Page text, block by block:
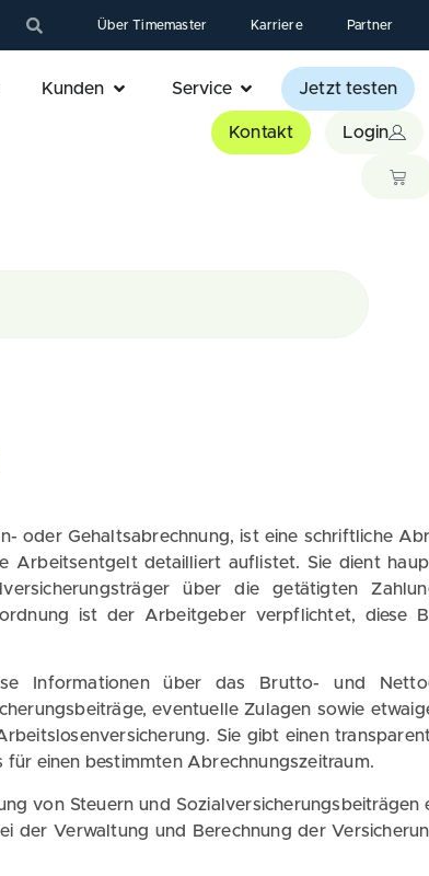
Über Timemaster Karriere Partner
Kunden Service Jetzt testen
Kontakt Login
oder Gehaltsabrechnung, ist eine schriftliche
detailliert auflistet. Sie dient
über die getätigten
ist der Arbeitgeber verpflichtet, diese
Informationen über das Brutto- und
eventuelle Zulagen sowie
Sie gibt einen
einen bestimmten Abrechnungszeitraum.
von Steuern und Sozialversicherungsbeiträgen
der Verwaltung und Berechnung der